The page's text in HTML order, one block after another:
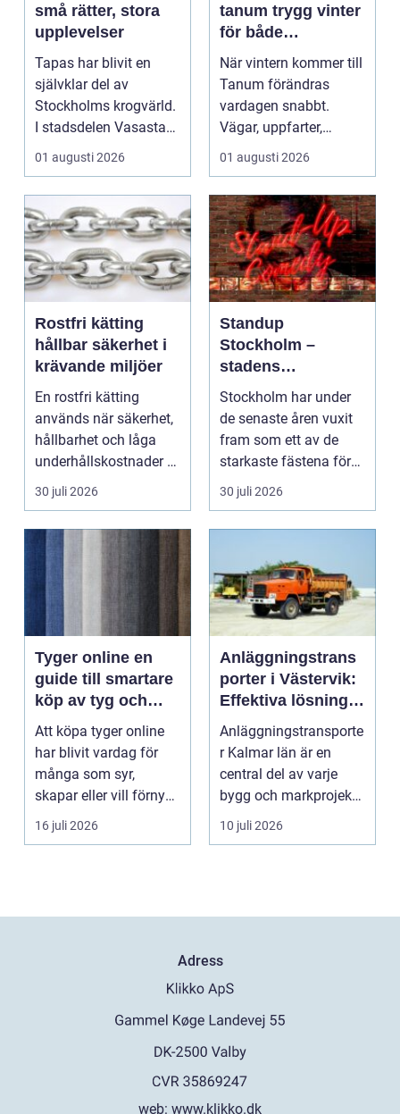
små rätter, stora
upplevelser
Tapas har blivit en
självklar del av
Stockholms krogvärld.
I stadsdelen Vasastan
har utvecklingen gå...
01 augusti 2026
tanum trygg vinter
för både
privatpersoner och
företag
När vintern kommer till
Tanum förändras
vardagen snabbt.
Vägar, uppfarter,
parkeringar och
gångvägar...
01 augusti 2026
Rostfri kätting
hållbar säkerhet i
krävande miljöer
En rostfri kätting
används när säkerhet,
hållbarhet och låga
underhållskostnader är
viktigare än läg...
30 juli 2026
Standup
Stockholm –
stadens
vardagsrum för
skratt
Stockholm har under
de senaste åren vuxit
fram som ett av de
starkaste fästena för
30 juli 2026
Tyger online en
guide till smartare
köp av tyg och
hemtextil
Att köpa tyger online
har blivit vardag för
många som syr,
skapar eller vill förnya
hemmet utan att ...
16 juli 2026
Anläggningstrans
porter i Västervik:
Effektiva lösningar
för bygg och
markarbete
Anläggningstransporte
r Kalmar län är en
central del av varje
bygg och markprojekt i
o...
10 juli 2026
Adress
web: www.klikko.dk